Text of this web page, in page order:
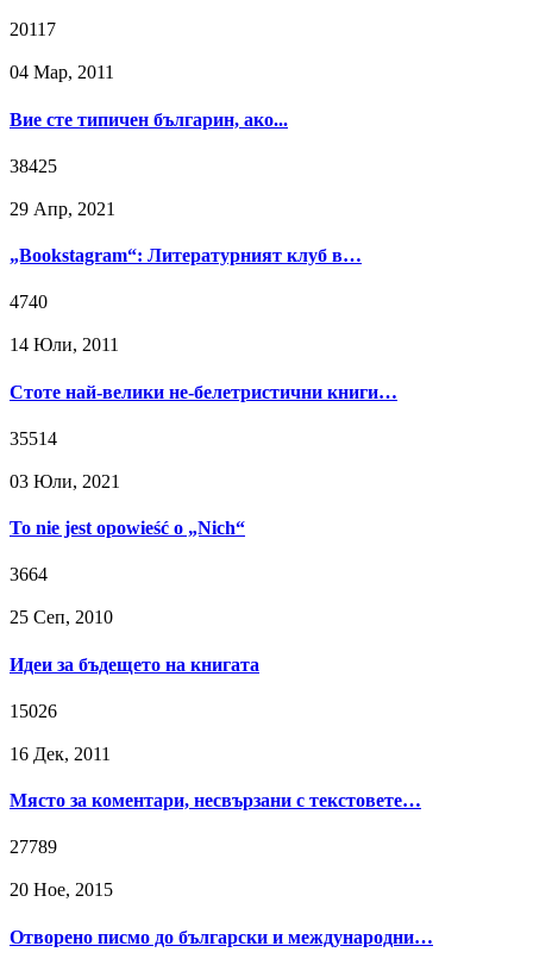
20117
04 Мар, 2011
Вие сте типичен българин, ако...
38425
29 Апр, 2021
„Bookstagram“: Литературният клуб в…
4740
14 Юли, 2011
Стоте най-велики не-белетристични книги…
35514
03 Юли, 2021
To nie jest opowieść o „Nich“
3664
25 Сeп, 2010
Идеи за бъдещето на книгата
15026
16 Дек, 2011
Място за коментари, несвързани с текстовете…
27789
20 Ное, 2015
Отворено писмо до български и международни…